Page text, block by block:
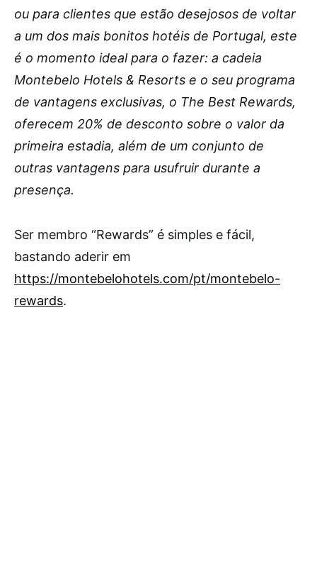
ou para clientes que estão desejosos de voltar
a um dos mais bonitos hotéis de Portugal, este
é o momento ideal para o fazer: a cadeia
Montebelo Hotels & Resorts e o seu programa
de vantagens exclusivas, o The Best Rewards,
oferecem 20% de desconto sobre o valor da
primeira estadia, além de um conjunto de
outras vantagens para usufruir durante a
presença.
Ser membro “Rewards” é simples e fácil,
bastando aderir em
https://montebelohotels.com/pt/montebelo-
rewards.